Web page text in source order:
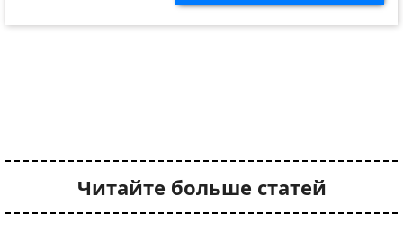
Читайте больше статей